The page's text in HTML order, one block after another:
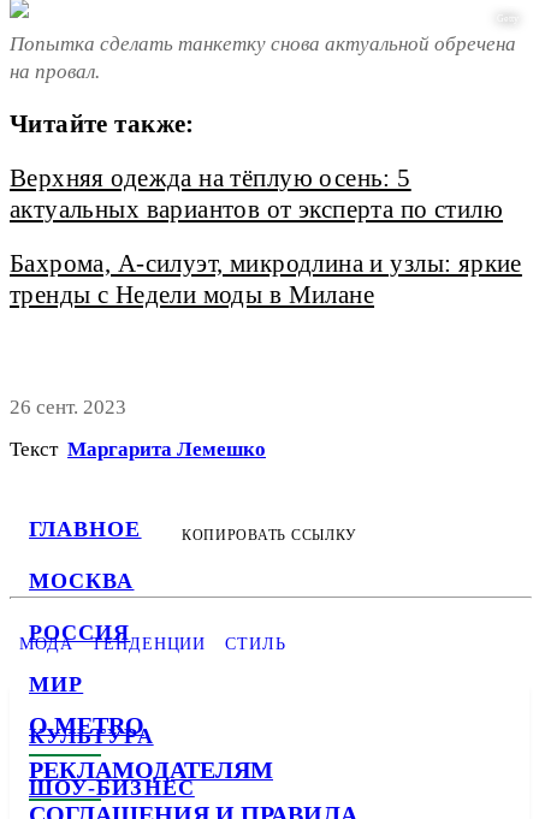
ГЛАВНОЕ
МОСКВА
РОССИЯ
МИР
КУЛЬТУРА
ШОУ-БИЗНЕС
Попытка сделать танкетку снова актуальной обречена
на провал.
Читайте также:
Верхняя одежда на тёплую осень: 5
актуальных вариантов от эксперта по стилю
Бахрома, А-силуэт, микродлина и узлы: яркие
тренды с Недели моды в Милане
26 сент. 2023
Текст Маргарита Лемешко
КОПИРОВАТЬ ССЫЛКУ
МОДА ТЕНДЕНЦИИ СТИЛЬ
О METRO
РЕКЛАМОДАТЕЛЯМ